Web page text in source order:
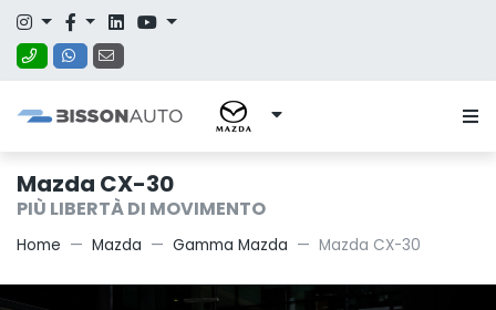
Mazda CX-30
PIÙ LIBERTÀ DI MOVIMENTO
Home Mazda Gamma Mazda Mazda CX-30